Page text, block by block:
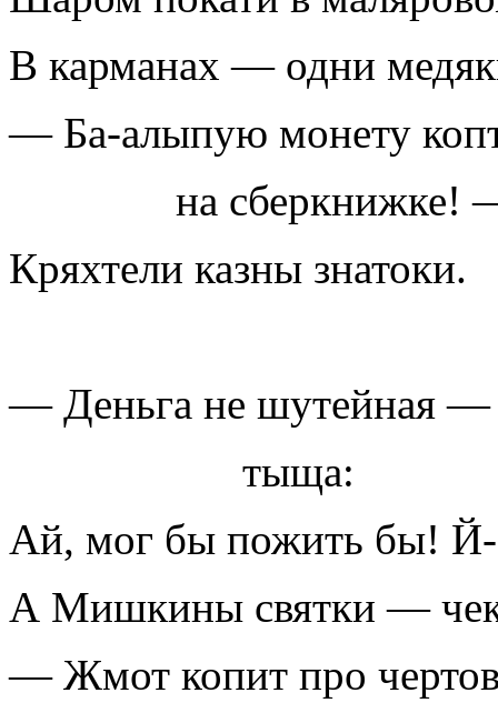
В карманах — одни
— Ба-алыпую монету
на сберкнижке!
Кряхтели казны знатоки.
— Деньга не шутейная —
тыща:
Ай, мог бы пожить бы!
А Мишкины святки —
— Жмот копит про